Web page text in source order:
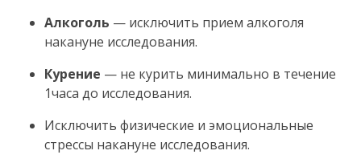
Алкоголь — исключить прием алкоголя
накануне исследования.
Курение — не курить минимально в течение
1часа до исследования.
Исключить физические и эмоциональные
стрессы накануне исследования.